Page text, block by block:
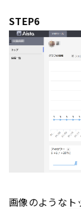
STEP6
画像のような